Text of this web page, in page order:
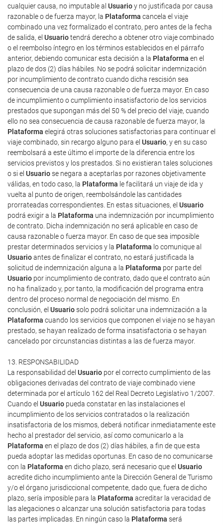
cualquier causa, no imputable al Usuarioy no justificada por causa
razonable o de fuerza mayor, la Plataforma cancela el viaje
combinado una vez formalizado el contrato, pero antes de la fecha
de salida, el Usuariotendrá derecho a obtener otro viaje combinado
o el reembolso íntegro en los términos establecidos en el párrafo
anterior, debiendo comunicar esta decisión a la Plataforma en el
plazo de dos (2) días hábiles. No se podrá solicitar indemnización
por incumplimiento de contrato cuando dicha rescisión sea
consecuencia de una causa razonable o de fuerza mayor. En caso
de incumplimiento o cumplimiento insatisfactorio de los servicios
prestados que supongan más del 50 % del precio del viaje, cuando
ello no sea consecuencia de causa razonable de fuerza mayor, la
Plataforma elegirá otras soluciones satisfactorias para continuar el
viaje combinado, sin recargo alguno para el Usuario, y en su caso
reembolsará a este último el importe de la diferencia entre los
servicios previstos y los prestados. Si no existieran tales soluciones
o si el Usuariose negara a aceptarlas por razones objetivamente
válidas, en todo caso, la Plataforma le facilitará un viaje de ida y
vuelta al punto de origen, reembolsándole las cantidades
prorrateadas correspondientes. En estas situaciones, el Usuario
podrá exigir a la Plataforma una indemnización por incumplimiento
de contrato. Dicha indemnización no será aplicable en caso de
causa razonable o fuerza mayor. En caso de que sea imposible
prestar determinados servicios y la Plataforma lo comunique al
Usuarioantes de finalizar el contrato, no estará justificada la
solicitud de indemnización alguna a la Plataforma por parte del
Usuario por incumplimiento de contrato, dado que el contrato aún
no ha finalizado y, por tanto, la modificación del programa entra
dentro del proceso normal de negociación del mismo. En
conclusión, el Usuariosolo podrá solicitar una indemnización a la
Plataforma cuando los servicios que componen el viaje no se hayan
prestado, se hayan realizado de forma insatisfactoria o se hayan
cancelado por circunstancias distintas a las de fuerza mayor.
13. RESPONSABILIDAD
La responsabilidad del Usuario por el correcto cumplimiento de las
obligaciones derivadas del contrato de viaje combinado viene
determinada por el artículo 162 del Real Decreto Legislativo 1/2007.
Cuando el Usuario pueda constatar en las instalaciones el
incumplimiento de los servicios contratados o la realización
insatisfactoria de los mismos, deberá notificar inmediatamente este
hecho al prestador del servicio, así como comunicarlo a la
Plataforma en el plazo de dos (2) días hábiles, a fin de que esta
pueda adoptar las medidas oportunas. En caso de no comunicarse
con la Plataforma en dicho plazo, será necesario que el Usuario
acredite dicho incumplimiento ante la Dirección General de Turismo
y/o el órgano jurisdiccional competente, dado que, fuera de dicho
plazo, sería imposible para la Plataforma acreditar la veracidad de
las alegaciones o alcanzar una solución satisfactoria para todas
las partes implicadas. En ningún caso la Plataforma será